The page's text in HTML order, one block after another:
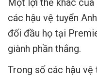
Một lợi thế khác của
các hậu vệ tuyển
đối đầu họ tại
giành phần thắng.
Trong số các hậu vệ